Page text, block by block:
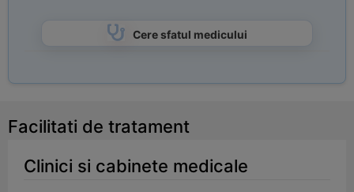
Cere sfatul medicului
Facilitati de tratament
Clinici si cabinete medicale